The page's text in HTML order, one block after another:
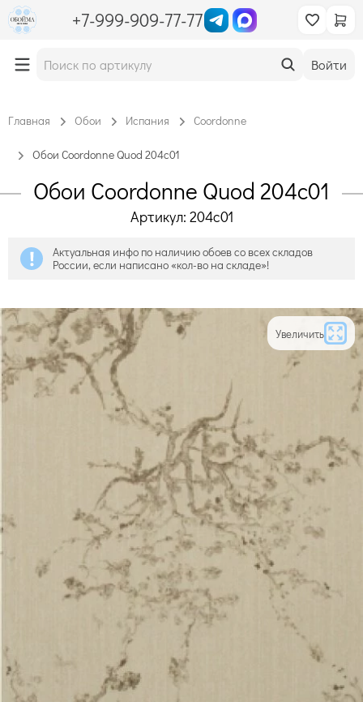
+7-999-909-77-77
Войти
Главная Обои Испания Coordonne
Обои Coordonne Quod 204c01
Обои Coordonne Quod 204c01
Артикул: 204c01
Актуальная инфо по наличию обоев со всех складов
России, если написано «кол-во на складе»!
Увеличить